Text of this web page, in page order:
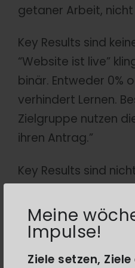
Meine
Impulse!
Ziele setzen,
getaner Arbeit,
Key Results sind
“Website ist live”
binär. Entweder 0%
verhindert Lernen.
Zielgruppe nutzen
ihren Antrag.”
Key Results sind
werden kann,
erledigt ist, haben
geschrieben – kein